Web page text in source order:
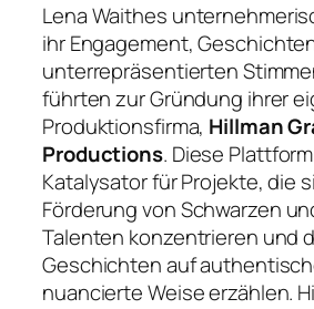
Lena Waithes
ihr Engagement,
unterrepräsentierten
führten zur Gründung ihrer
Produktionsfirma, Hillman
Productions. Diese
Katalysator für Projekte, die
Förderung von Schwarzen
Talenten konzentrieren und
Geschichten auf
nuancierte Weise erzählen.